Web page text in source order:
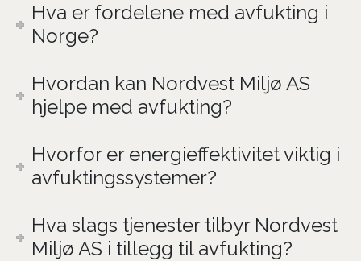
Hva er fordelene med avfukting i
Norge?
Hvordan kan Nordvest Miljø AS
hjelpe med avfukting?
Hvorfor er energieffektivitet viktig i
avfuktingssystemer?
Hva slags tjenester tilbyr Nordvest
Miljø AS i tillegg til avfukting?